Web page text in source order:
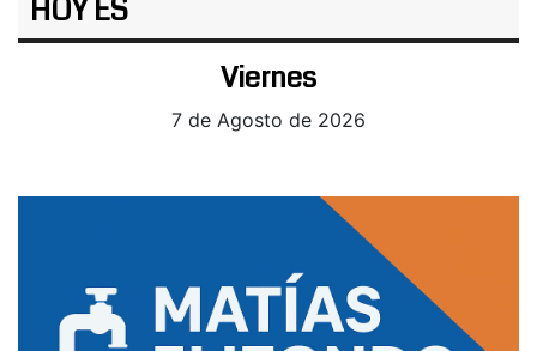
HOY ES
Viernes
7 de Agosto de 2026